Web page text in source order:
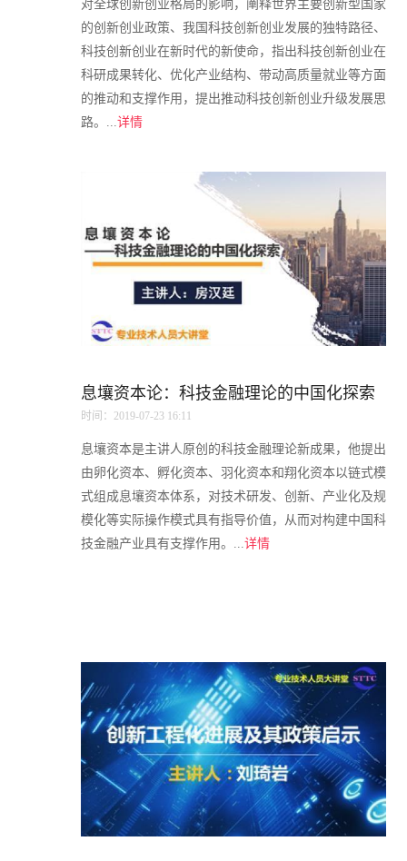
对全球创新创业格局的影响，阐释世界主要创新型国家
的创新创业政策、我国科技创新创业发展的独特路径、
科技创新创业在新时代的新使命，指出科技创新创业在
科研成果转化、优化产业结构、带动高质量就业等方面
的推动和支撑作用，提出推动科技创新创业升级发展思
路。...详情
息壤资本论：科技金融理论的中国化探索
时间：2019-07-23 16:11
息壤资本是主讲人原创的科技金融理论新成果，他提出
由卵化资本、孵化资本、羽化资本和翔化资本以链式模
式组成息壤资本体系，对技术研发、创新、产业化及规
模化等实际操作模式具有指导价值，从而对构建中国科
技金融产业具有支撑作用。...详情